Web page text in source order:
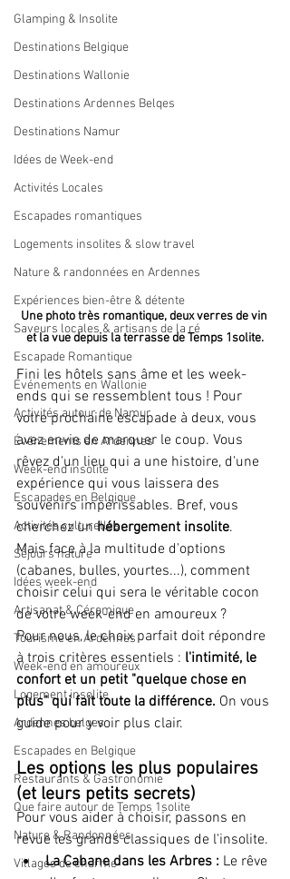
Glamping & Insolite
Destinations Belgique
Destinations Wallonie
Destinations Ardennes Belqes
Destinations Namur
Idées de Week-end
Activités Locales
Escapades romantiques
Logements insolites & slow travel
Nature & randonnées en Ardennes
Expériences bien-être & détente
Saveurs locales & artisans de la ré
Escapade Romantique
Événements en Wallonie
Activités autour de Namur
Événements en Ardennes
Week-end insolite
Escapades en Belgique
Activités culturelles
Séjours nature
Idées week-end
Artisanat & Céramique
Tourisme en Ardennes
Week-end en amoureux
Logement insolite
Ardennes belges
Escapades en Belgique
Restaurants & Gastronomie
Que faire autour de Temps 1solite
Nature & Randonnées
Villages de charme
Une photo très romantique, deux verres de vin
et la vue depuis la terrasse de Temps 1solite.
Fini les hôtels sans âme et les week-
ends qui se ressemblent tous ! Pour
votre prochaine escapade à deux, vous
avez envie de marquer le coup. Vous
rêvez d'un lieu qui a une histoire, d'une
expérience qui vous laissera des
souvenirs impérissables. Bref, vous
cherchez un hébergement insolite.
Mais face à la multitude d'options
(cabanes, bulles, yourtes...), comment
choisir celui qui sera le véritable cocon
de votre week-end en amoureux ?
Pour nous, le choix parfait doit répondre
à trois critères essentiels : l'intimité, le
confort et un petit "quelque chose en
plus" qui fait toute la différence. On vous
guide pour y voir plus clair.
Les options les plus populaires
(et leurs petits secrets)
Pour vous aider à choisir, passons en
revue les grands classiques de l'insolite.
La Cabane dans les Arbres : Le rêve